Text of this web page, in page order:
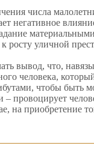
числа
негативное
росту уличной
вывод, что,
человека,
чтобы быть
– провоцирует
на приобретение